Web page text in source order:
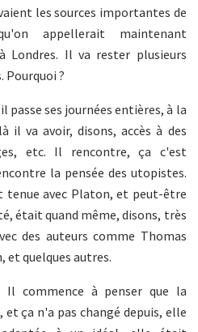
les sources importantes de
appellerait maintenant
Londres. Il va rester plusieurs
Pourquoi ?
passe ses journées entières, à la
il va avoir, disons, accès à des
etc. Il rencontre, ça c'est
la pensée des utopistes.
tenue avec Platon, et peut-être
était quand même, disons, très
des auteurs comme Thomas
et quelques autres.
Il commence à penser que la
ça n'a pas changé depuis, elle